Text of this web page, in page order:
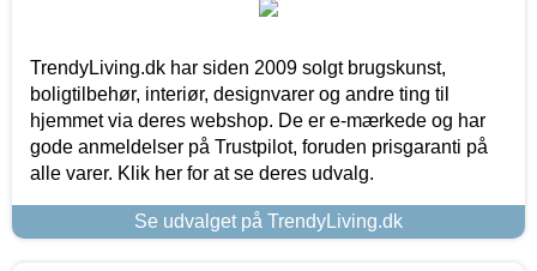
TrendyLiving.dk har siden 2009 solgt brugskunst,
boligtilbehør, interiør, designvarer og andre ting til
hjemmet via deres webshop. De er e-mærkede og har
gode anmeldelser på Trustpilot, foruden prisgaranti på
alle varer. Klik her for at se deres udvalg.
Se udvalget på TrendyLiving.dk